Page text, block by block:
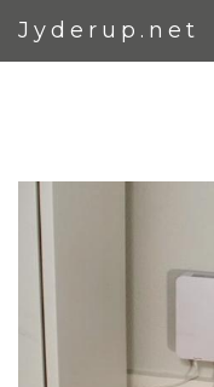
Jyderup.net